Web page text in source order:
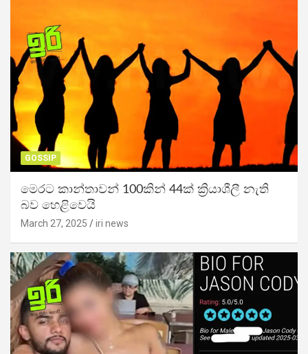
GOSSIP
මෙරට කාන්තාවන් 100කින් 44ක් ක්‍රියාශීලී නැති
බව හෙළිවෙයි
March 27, 2025 iri news